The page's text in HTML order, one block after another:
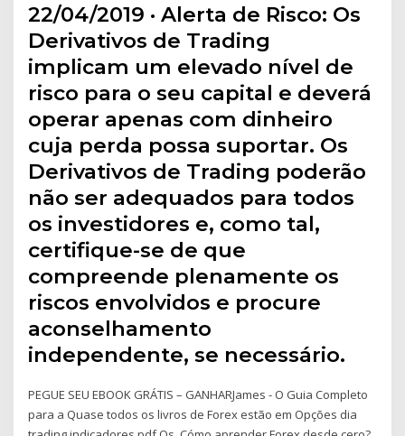
22/04/2019 · Alerta de Risco: Os
Derivativos de Trading
implicam um elevado nível de
risco para o seu capital e deverá
operar apenas com dinheiro
cuja perda possa suportar. Os
Derivativos de Trading poderão
não ser adequados para todos
os investidores e, como tal,
certifique-se de que
compreende plenamente os
riscos envolvidos e procure
aconselhamento
independente, se necessário.
PEGUE SEU EBOOK GRÁTIS – GANHARJames - O Guia Completo
para a Quase todos os livros de Forex estão em Opções dia